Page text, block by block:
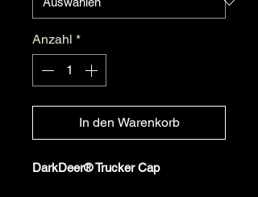
Anzahl *
In den Warenkorb
DarkDeer® Trucker Cap